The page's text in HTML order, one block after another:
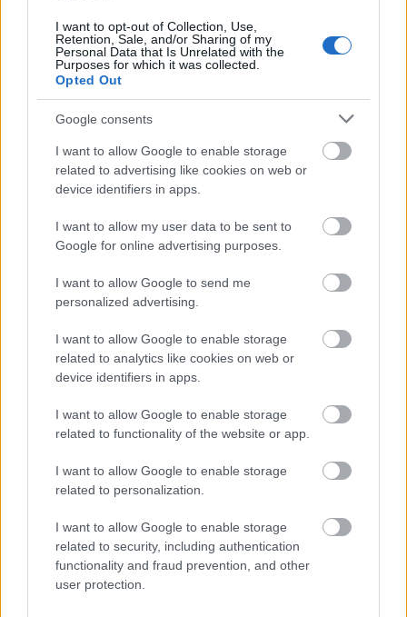
I want to opt-out of Collection, Use,
Retention, Sale, and/or Sharing of my
Personal Data that Is Unrelated with the
Purposes for which it was collected.
Opted Out
Google consents
I want to allow Google to enable storage
related to advertising like cookies on web or
device identifiers in apps.
I want to allow my user data to be sent to
Google for online advertising purposes.
I want to allow Google to send me
personalized advertising.
I want to allow Google to enable storage
related to analytics like cookies on web or
device identifiers in apps.
I want to allow Google to enable storage
related to functionality of the website or app.
I want to allow Google to enable storage
related to personalization.
I want to allow Google to enable storage
related to security, including authentication
functionality and fraud prevention, and other
user protection.
Kettősen mér a Médiatanács mércéje
A német RTL az eredeti Éden Hotel
forgatja le
Egy zombi mindent megváltoztat?
Az illegális letöltők is rácuppantak az új
Trónok harca-évadra
A hozzászóláshoz be kell lépned!